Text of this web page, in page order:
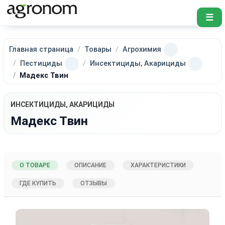
☰
Главная страница Товары
Агрохимия
Пестициды
Инсектициды, Акарициды
Мадекс Твин
ИНСЕКТИЦИДЫ, АКАРИЦИДЫ
Мадекс Твин
О ТОВАРЕ ОПИСАНИЕ ХАРАКТЕРИСТИКИ
ГДЕ КУПИТЬ ОТЗЫВЫ